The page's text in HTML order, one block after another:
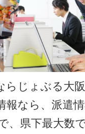
らじょぶる大
報なら、派遣
、県下最大数